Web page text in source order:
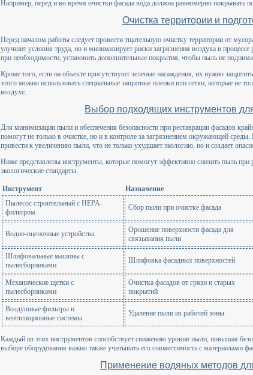
Например, перед и во время очистки фасада вода должна равномерно покрывать
Очистка территории и
Перед началом работы следует провести тщательную очистку территории от
улучшит условия труда, но и минимизирует риски загрязнения воздуха в
при необходимости, установить дополнительные покрытия, чтобы пыль не
Кроме того, если на объекте присутствуют зеленые насаждения, их нужно
этого можно использовать специальные защитные пленки или сетки, которые не
воздухе.
Выбор подходящих инструментов
Для минимизации пыли и обеспечения безопасности при реставрации фасадов
помогут не только в очистке, но и в контроле за загрязнением окружающей
привести к увеличению пыли, что не только ухудшает экологию, но и создает
Ниже представлены инструменты, которые помогут эффективно снизить пыль при
экологические стандарты.
Инструмент Назначение
Пылесос строительный с HEPA-
фильтром
Сбор пыли при очистке фасада
Водно-оценочные устройства
Орошение поверхности фасада для
связывания пыли
Шлифовальные машины с
пылесборниками
Шлифовка фасадных поверхностей
Механические щетки с
пылесборниками
Очистка фасадов от грязи и старых
покрытий
Воздушные фильтры и
вентиляционные системы
Удаление пыли из рабочей зоны
Каждый из этих инструментов способствует снижению уровня пыли, повышая
выборе оборудования важно также учитывать его совместимость с материалами
Применение водяных методов